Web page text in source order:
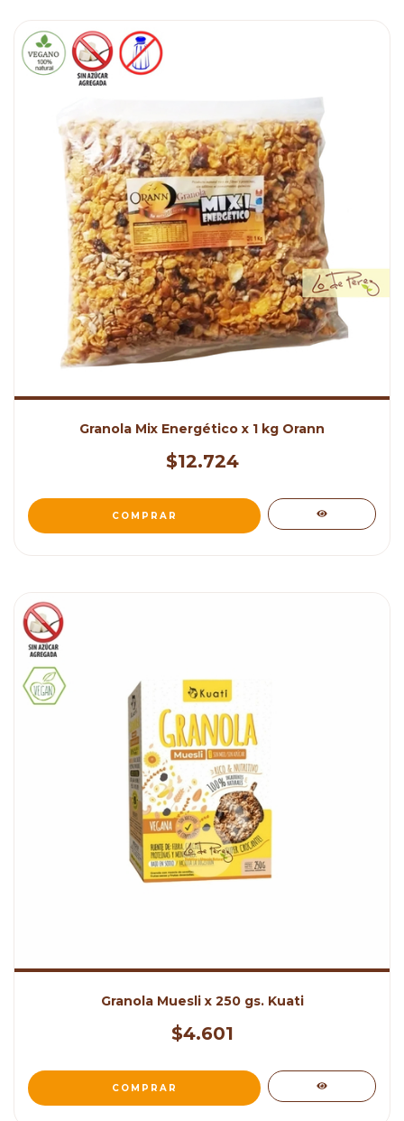
Granola Mix Energético x 1 kg Orann
$12.724
Granola Muesli x 250 gs. Kuati
$4.601